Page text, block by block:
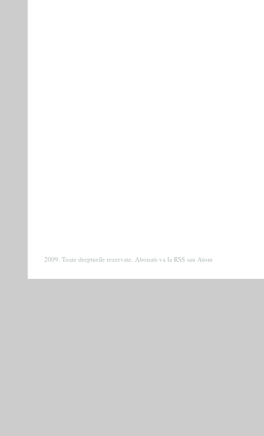
2009. Toate drepturile rezervate. Abonati-va la RSS sau Atom